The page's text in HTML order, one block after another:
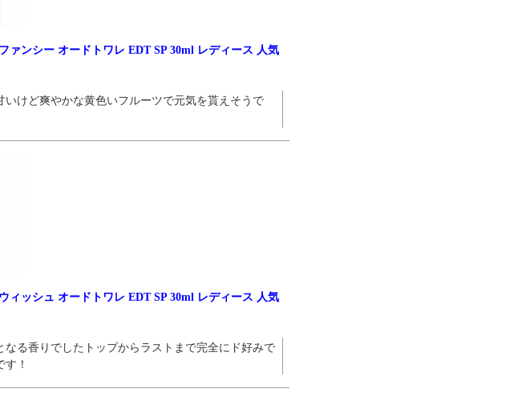
ァンシー オードトワレ EDT SP 30ml レディース 人気
いけど爽やかな黄色いフルーツで元気を貰えそうで
ィッシュ オードトワレ EDT SP 30ml レディース 人気
なる香りでしたトップからラストまで完全にド好みで
！